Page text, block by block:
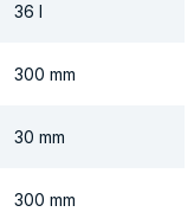
36 l
300 mm
30 mm
300 mm